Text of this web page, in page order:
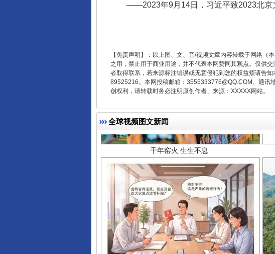
——2023年9月14日，习近平致2023北京
【免责声明】：以上图、文、音/视频文章内容转载于网络
之用，禁止用于商业用途，并不代表本网赞同其观点。仅供
者取得联系，若来源标注错误或无意侵犯到您的权益烦请告
89525216。本网投稿邮箱：3555333776@QQ.COM。通讯
创权利，请转载时务必注明原创作者、来源：XXXXX网站。
全球视频图文新闻
千年窑火 生生不息
揭开“小金库”的免责幌子